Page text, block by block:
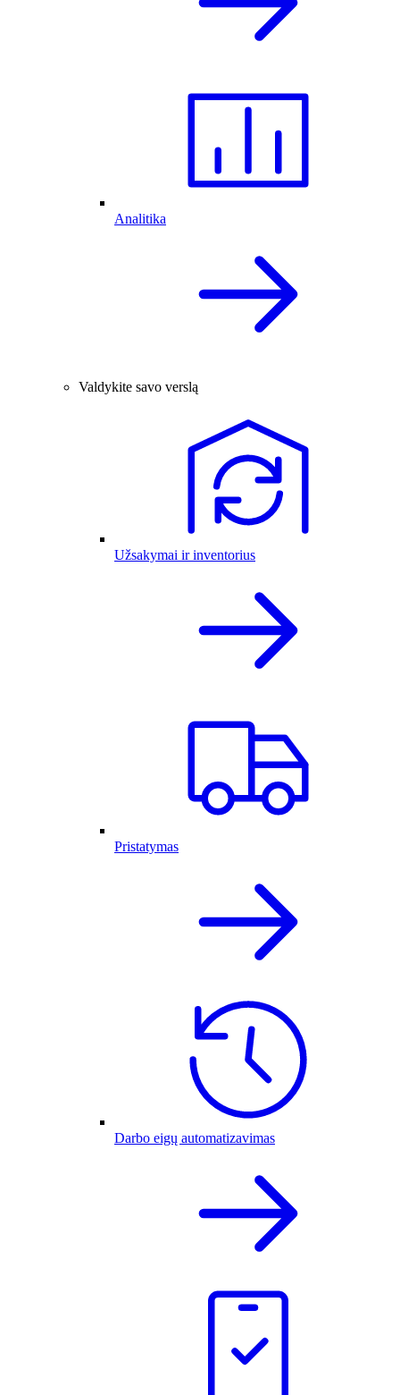
Analitika
Valdykite savo verslą
Užsakymai ir inventorius
Pristatymas
Darbo eigų automatizavimas